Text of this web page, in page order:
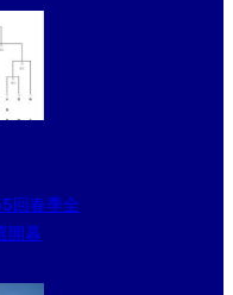
回春季全
開幕